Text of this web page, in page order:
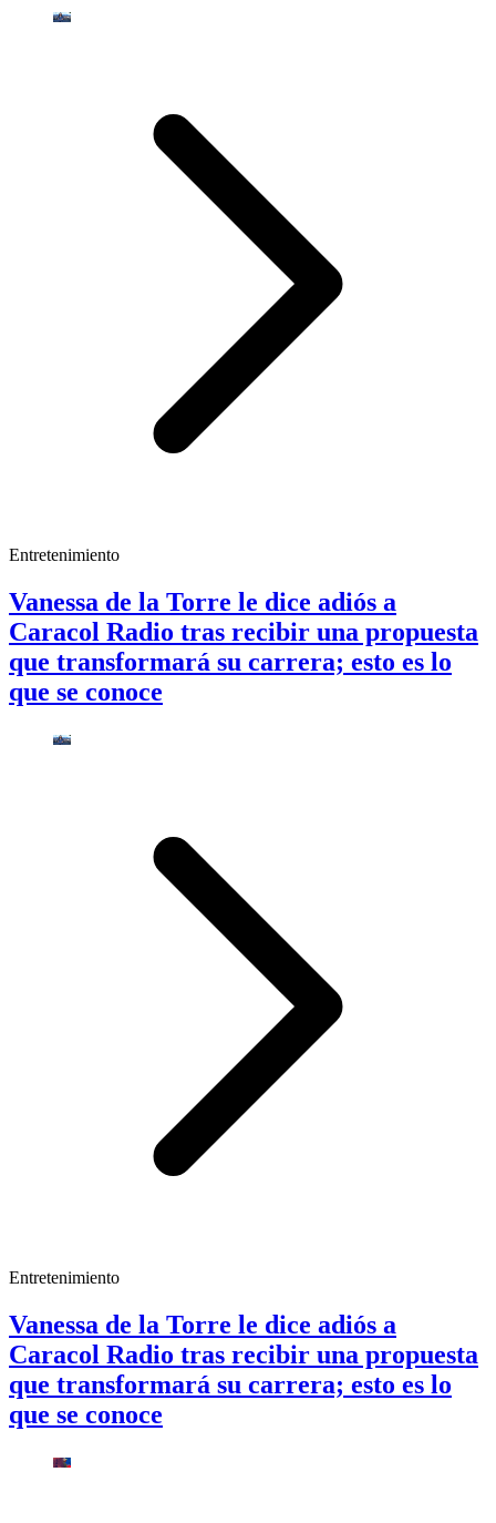
Entretenimiento
Vanessa de la Torre le dice adiós a
Caracol Radio tras recibir una propuesta
que transformará su carrera; esto es lo
que se conoce
Entretenimiento
Vanessa de la Torre le dice adiós a
Caracol Radio tras recibir una propuesta
que transformará su carrera; esto es lo
que se conoce